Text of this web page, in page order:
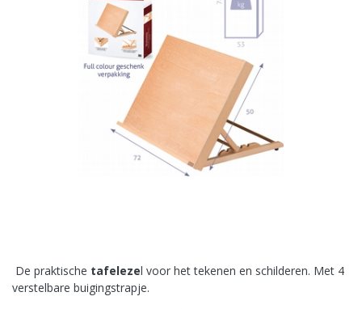
De praktische tafelezel voor het tekenen en schilderen. Met 4
verstelbare buigingstrapje.